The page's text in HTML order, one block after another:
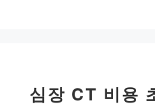
심장 CT 비용